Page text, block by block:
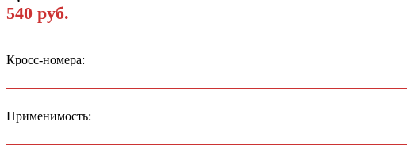
540 руб.
Кросс-номера:
Применимость: